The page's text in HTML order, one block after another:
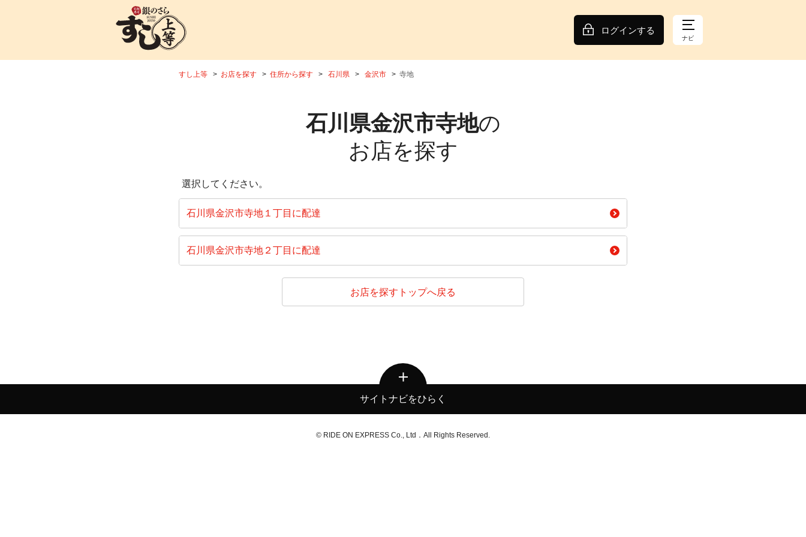
ログインする
ナビ
すし上等 お店を探す 住所から探す 石川県 金沢市 寺地
石川県金沢市寺地の
お店を探す
選択してください。
石川県金沢市寺地１丁目に配達
石川県金沢市寺地２丁目に配達
お店を探すトップへ戻る
サイトナビをひらく
© RIDE ON EXPRESS Co., Ltd．All Rights Reserved.